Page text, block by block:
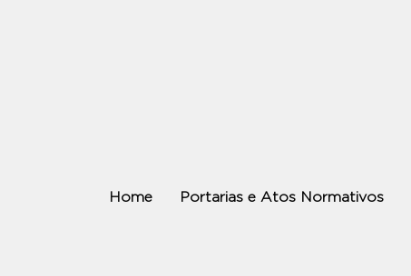
Home Portarias e Atos Normativos